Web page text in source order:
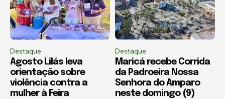
Destaque
Agosto Lilás leva
orientação sobre
violência contra a
mulher à Feira
Destaque
Maricá recebe Corrida
da Padroeira Nossa
Senhora do Amparo
neste domingo (9)